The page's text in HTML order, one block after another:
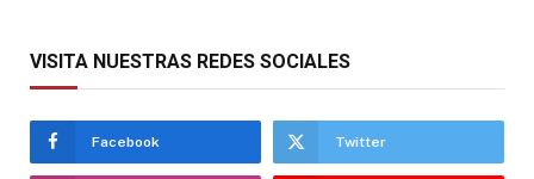
VISITA NUESTRAS REDES SOCIALES
Facebook Twitter